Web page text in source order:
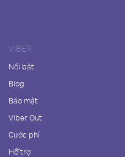
VIBER
Nổi bật
Blog
Bảo mật
Viber Out
Cước phí
Hỗ trợ